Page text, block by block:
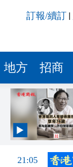
訂報/續訂
地方 招商
21:28
21:05